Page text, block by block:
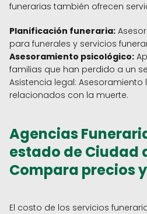
funerarias también ofrecen
Planificación funeraria:
para funerales y servicios
Asesoramiento psicológico:
familias que han perdido a un
Asistencia legal:
relacionados con la muerte.
Agencias
estado de Ciudad
Compara precios
El costo de los servicios